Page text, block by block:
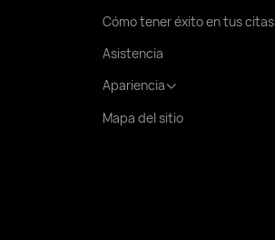
Cómo tener éxito en tus citas
Asistencia
Apariencia
Mapa del sitio